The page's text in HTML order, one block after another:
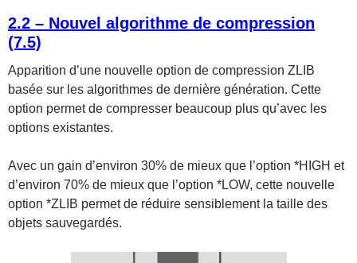
2.2 – Nouvel algorithme de compression
(7.5)
Apparition d’une nouvelle option de compression ZLIB
basée sur les algorithmes de dernière génération. Cette
option permet de compresser beaucoup plus qu’avec les
options existantes.
Avec un gain d’environ 30% de mieux que l’option *HIGH et
d’environ 70% de mieux que l’option *LOW, cette nouvelle
option *ZLIB permet de réduire sensiblement la taille des
objets sauvegardés.